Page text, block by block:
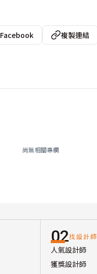
Facebook 複製連結
尚無相關專欄
02找設計師
人氣設計師
獲獎設計師